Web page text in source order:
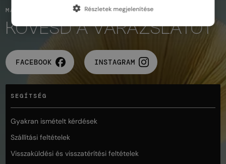
MARADJUNK KAPCSOLATBAN
KÖVESD A VARÁZSLATOT
FACEBOOK INSTAGRAM
SEGÍTSÉG
Gyakran ismételt kérdések
Szállítási feltételek
Visszaküldési és visszatérítési feltételek
Részletek megjelenítése